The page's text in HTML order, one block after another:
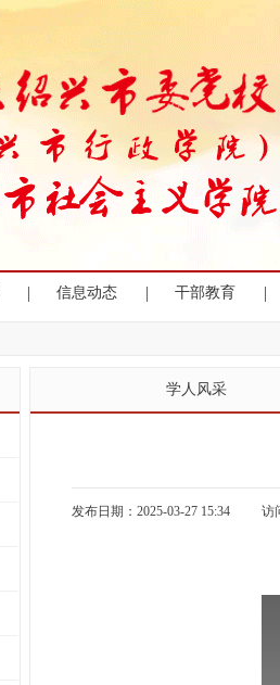
| 信息动态 | 干部教育 |
学人风采
发布日期：2025-03-27 15:34 访